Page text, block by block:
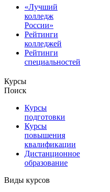
«Лучший
колледж
России»
Рейтинги
колледжей
Рейтинги
специальностей
Курсы
Поиск
Курсы
подготовки
Курсы
повышения
квалификации
Дистанционное
образование
Виды курсов